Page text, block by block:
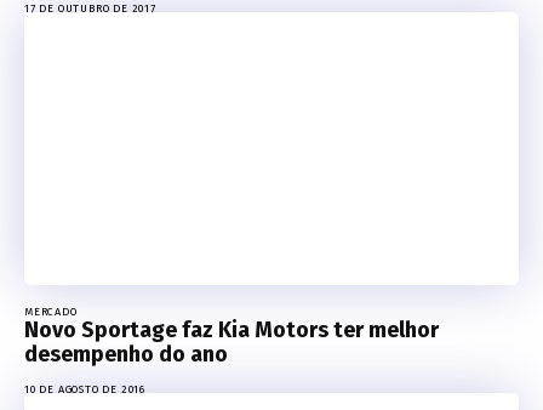
17 DE OUTUBRO DE 2017
MERCADO
Novo Sportage faz Kia Motors ter melhor
desempenho do ano
10 DE AGOSTO DE 2016